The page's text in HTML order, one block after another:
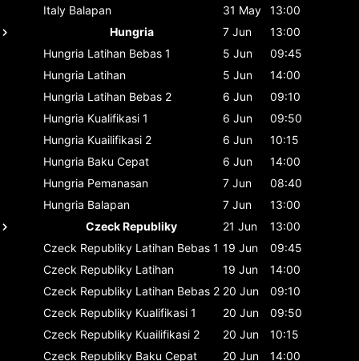
Italy Balapan 31 May
13:00
Hungria
7 Jun
13:00
Hungria Latihan Bebas 1 5 Jun
09:45
Hungria Latihan 5 Jun
14:00
Hungria Latihan Bebas 2 6 Jun
09:10
Hungria Kualifikasi 1 6 Jun
09:50
Hungria Kuailifikasi 2 6 Jun
10:15
Hungria Baku Cepat 6 Jun
14:00
Hungria Pemanasan 7 Jun
08:40
Hungria Balapan 7 Jun
13:00
Czeck Republiky
21 Jun
13:00
Czeck Republiky Latihan Bebas 1 19 Jun
09:45
Czeck Republiky Latihan 19 Jun
14:00
Czeck Republiky Latihan Bebas 2 20 Jun
09:10
Czeck Republiky Kualifikasi 1 20 Jun
09:50
Czeck Republiky Kuailifikasi 2 20 Jun
10:15
Czeck Republiky Baku Cepat 20 Jun 14:00